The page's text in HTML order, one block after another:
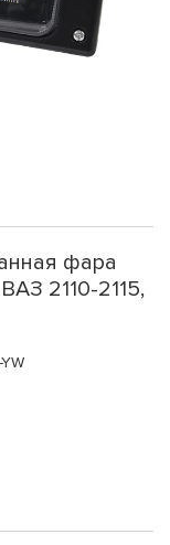
фара
2110-2115,